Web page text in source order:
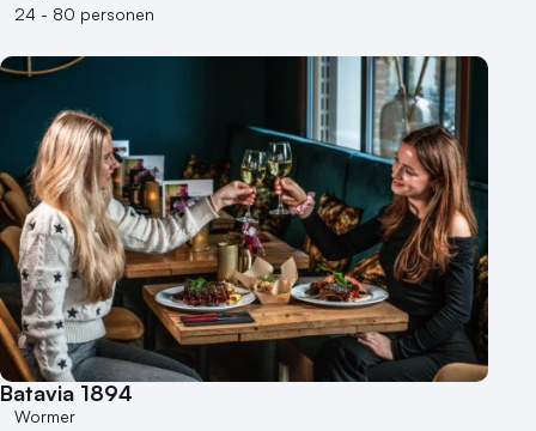
24 - 80 personen
Batavia 1894
Wormer